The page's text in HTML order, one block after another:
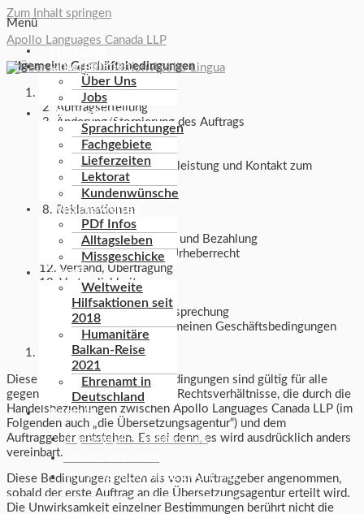
Zum Inhalt springen
Apollo Languages Canada LLP
Menü
Startseite
Unternehmen
Über Uns
Jobs
Übersetzungen
Sprachrichtungen
Fachgebiete
Lieferzeiten
Lektorat
Kundenwünsche
Wissenswertes
PDf Infos
Alltagsleben
Missgeschicke
Charity
Weltweite
Hilfsaktionen seit
2018
Humanitäre
Balkan-Reise
2021
Ehrenamt in
Deutschland
Kontakt
projekte(at)alc-translations.com
Mo - Fr: von 8.30 Uhr bis 24 Uhr MEZ
Allgemeine Geschäftsbedingungen
Allgemeines
2. Auftragserteilung
3. Änderung/Stornierung des Auftrags
4. Preise und Tarife
5. Lieferfristen
6. Abwicklung der Dienstleistung und Kontakt zum
Übersetzer
7. Haftung
8. Reklamationen
9. Übersetzungsfehler
10. Zahlungsbedingungen und Bezahlung
11. Nutzungsrechte und Urheberrecht
12. Versand, Übertragung
13. Vertraulichkeit
14. Datenschutz
15. Gerichtsstand, Rechtssprechung
16. Änderungen der allgemeinen Geschäftsbedingungen
Allgemeines
Diese allgemeinen Geschäftsbedingungen sind gültig für alle
gegenwärtigen und zukünftigen Rechtsverhältnisse, die durch die
Handelsbeziehungen zwischen Apollo Languages Canada LLP (im
Folgenden auch „die Übersetzungsagentur“) und dem
Auftraggeber entstehen. Es sei denn, es wird ausdrücklich anders
vereinbart.
Diese Bedingungen gelten als vom Auftraggeber angenommen,
sobald der erste Auftrag an die Übersetzungsagentur erteilt wird.
Die Unwirksamkeit einzelner Bestimmungen berührt nicht die